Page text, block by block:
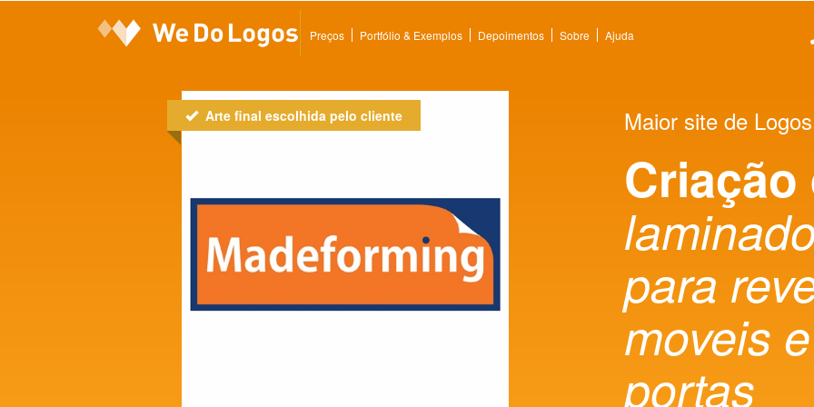
Preços Portfólio & Exemplos Depoimentos Sobre Ajuda
Arte final escolhida pelo cliente Maior site de
Criação
para
moveis
portas